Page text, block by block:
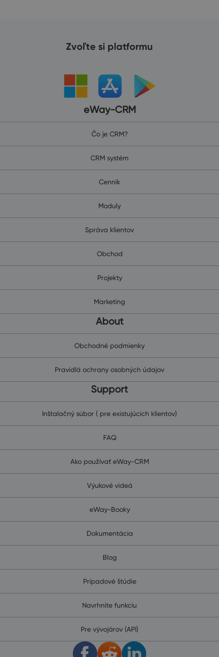
Zvoľte si platformu
eWay-CRM
Čo je CRM?
CRM systém
Cenník
Moduly
Správa klientov
Obchod
Projekty
Marketing
About
Obchodné podmienky
Pravidlá ochrany osobných údajov
Support
Inštalačný súbor ( pre existujúcich klientov)
FAQ
Ako používať eWay-CRM
Výukové videá
eWay-Booky
Dokumentácia
Blog
Prípadové štúdie
Navrhnite funkciu
Pre vývojárov (API)